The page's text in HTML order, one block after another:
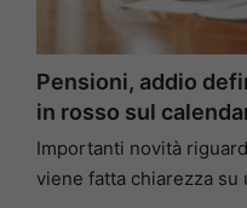
Pensioni, addio
in rosso sul
Importanti novità
viene fatta chiarezza